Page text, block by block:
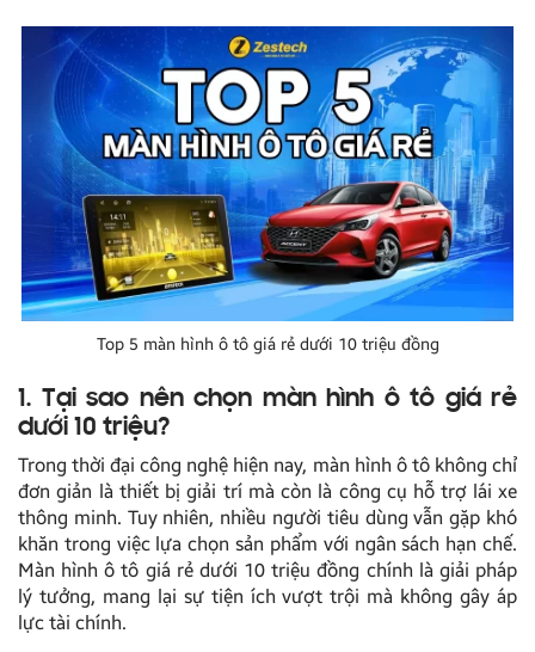
Top 5 màn hình ô tô giá rẻ dưới 10 triệu đồng
1. Tại sao nên chọn màn hình ô tô giá rẻ
dưới 10 triệu?
Trong thời đại công nghệ hiện nay, màn hình ô tô không chỉ
đơn giản là thiết bị giải trí mà còn là công cụ hỗ trợ lái xe
thông minh. Tuy nhiên, nhiều người tiêu dùng vẫn gặp khó
khăn trong việc lựa chọn sản phẩm với ngân sách hạn chế.
Màn hình ô tô giá rẻ dưới 10 triệu đồng chính là giải pháp
lý tưởng, mang lại sự tiện ích vượt trội mà không gây áp
lực tài chính.